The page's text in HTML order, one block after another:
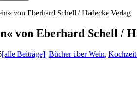
von Eberhard Schell / Hädecke Verlag
von Eberhard Schell /
[alle Beiträge], Bücher über Wein,